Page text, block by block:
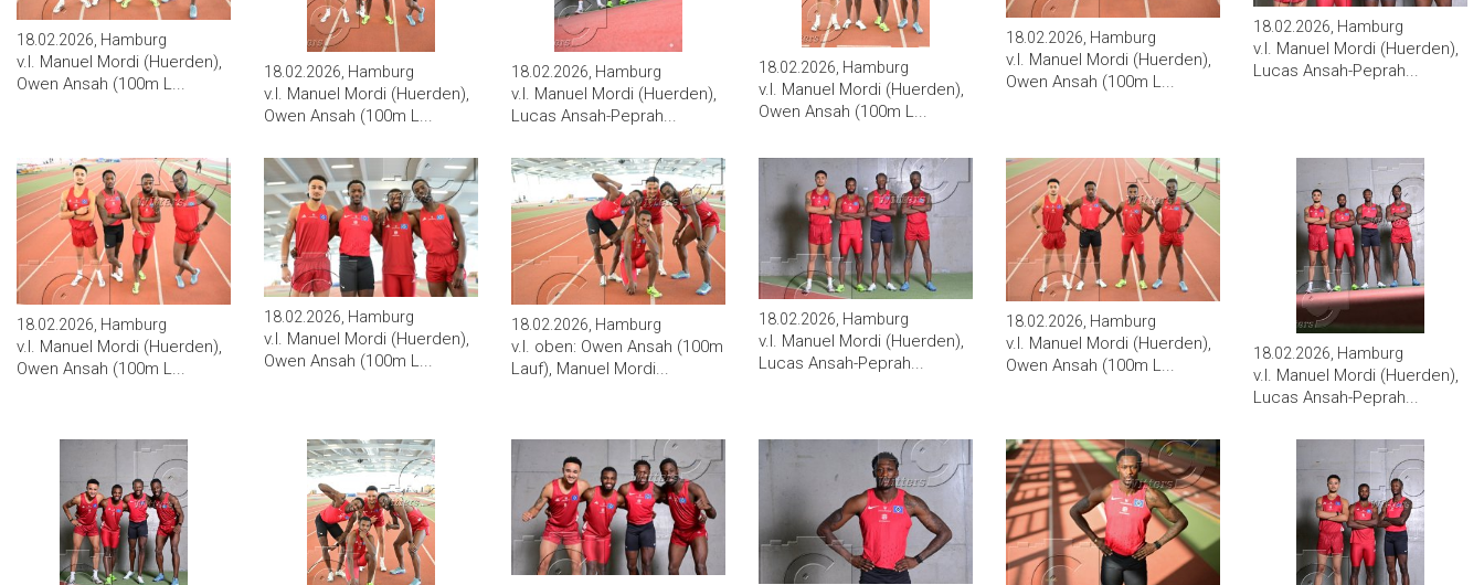
18.02.2026, Hamburg
v.l. Manuel Mordi (Huerden),
Owen Ansah (100m L...
18.02.2026, Hamburg
v.l. Manuel Mordi (Huerden),
Owen Ansah (100m L...
18.02.2026, Hamburg
v.l. Manuel Mordi (Huerden),
Lucas Ansah-Peprah...
18.02.2026, Hamburg
v.l. Manuel Mordi (Huerden),
Owen Ansah (100m L...
18.02.2026, Hamburg
v.l. Manuel Mordi (Huerden),
Owen Ansah (100m L...
18.02.2026, Hamburg
v.l. Manuel Mordi (Huerden),
Lucas Ansah-Peprah...
18.02.2026, Hamburg
v.l. Manuel Mordi (Huerden),
Owen Ansah (100m L...
18.02.2026, Hamburg
v.l. Manuel Mordi (Huerden),
Owen Ansah (100m L...
18.02.2026, Hamburg
v.l. oben: Owen Ansah (100m
Lauf), Manuel Mordi...
18.02.2026, Hamburg
v.l. Manuel Mordi (Huerden),
Lucas Ansah-Peprah...
18.02.2026, Hamburg
v.l. Manuel Mordi (Huerden),
Owen Ansah (100m L...
18.02.2026, Hamburg
v.l. Manuel Mordi (Huerden),
Lucas Ansah-Peprah...